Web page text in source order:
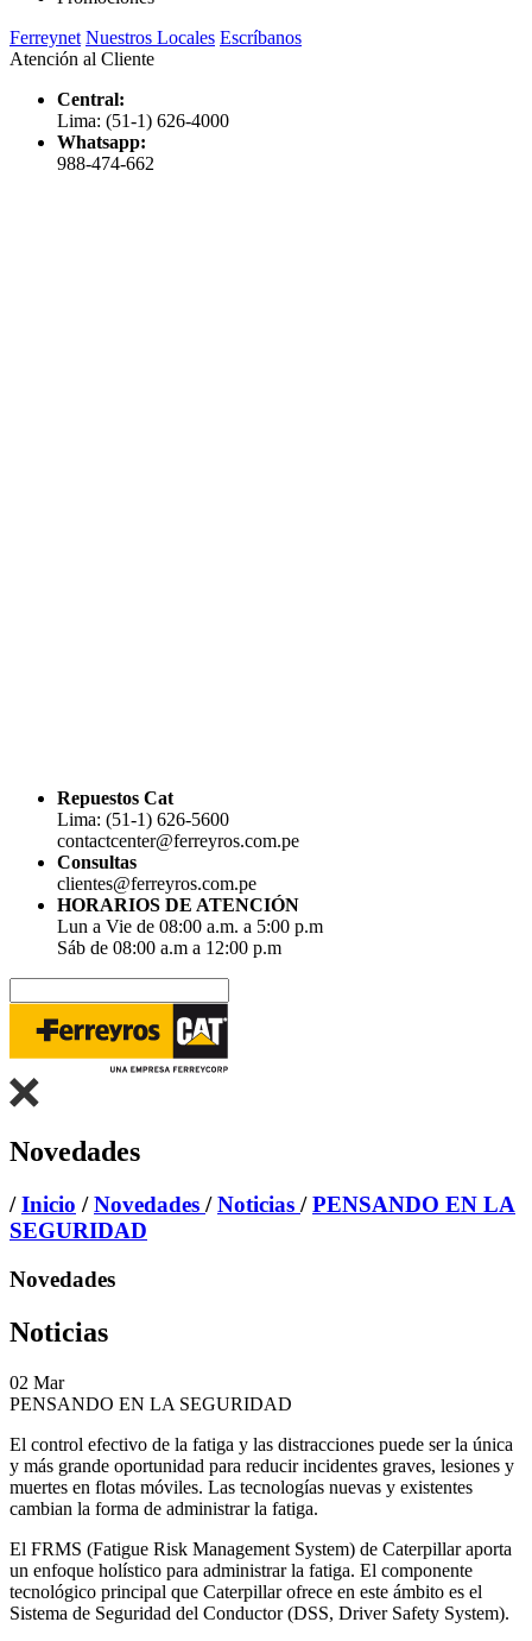
Ferreynet Nuestros Locales Escríbanos
Atención al Cliente
Central:
Lima: (51-1) 626-4000
Whatsapp:
988-474-662
Repuestos Cat
Lima: (51-1) 626-5600
contactcenter@ferreyros.com.pe
Consultas
clientes@ferreyros.com.pe
HORARIOS DE ATENCIÓN
Lun a Vie de 08:00 a.m. a 5:00 p.m
Sáb de 08:00 a.m a 12:00 p.m
Novedades
/Inicio /Novedades /Noticias /PENSANDO EN LA
SEGURIDAD
Novedades
Noticias
02 Mar
PENSANDO EN LA SEGURIDAD
El control efectivo de la fatiga y las distracciones puede ser la única
y más grande oportunidad para reducir incidentes graves, lesiones y
muertes en flotas móviles. Las tecnologías nuevas y existentes
cambian la forma de administrar la fatiga.
El FRMS (Fatigue Risk Management System) de Caterpillar aporta
un enfoque holístico para administrar la fatiga. El componente
tecnológico principal que Caterpillar ofrece en este ámbito es el
Sistema de Seguridad del Conductor (DSS, Driver Safety System).